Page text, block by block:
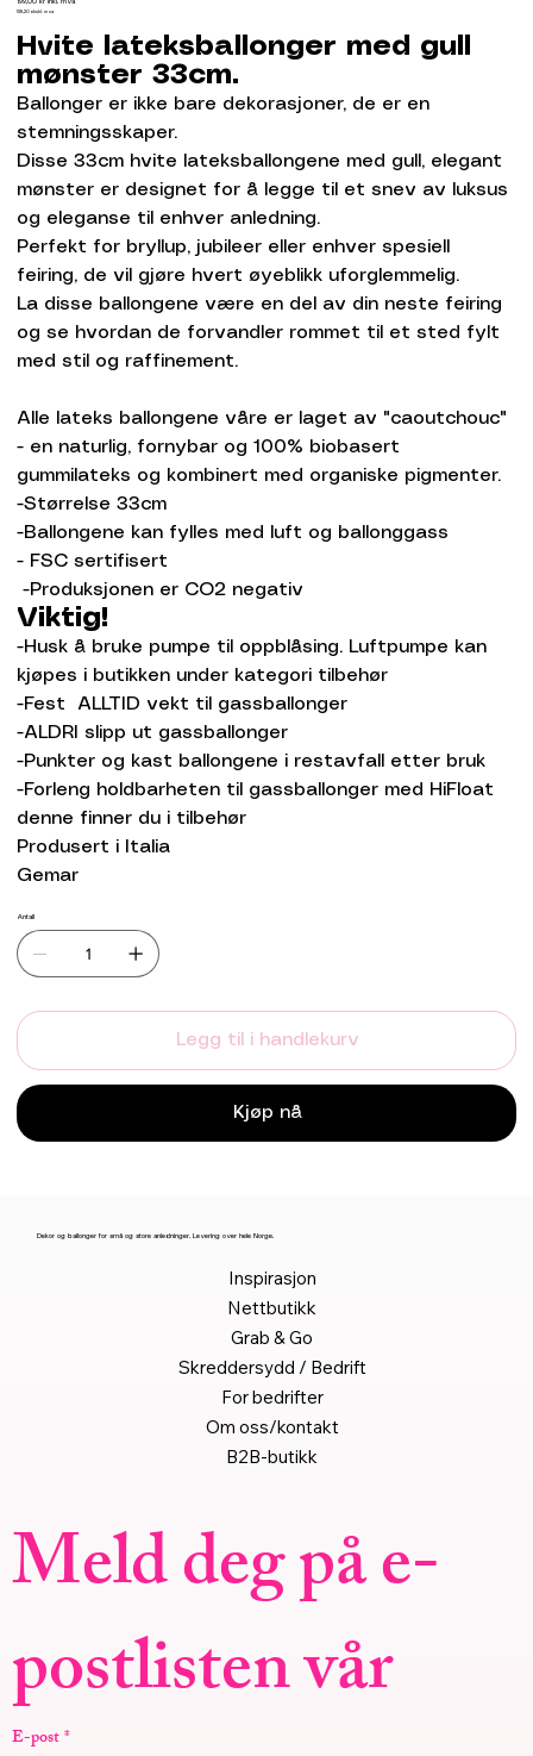
199,00 kr inkl. mva
159,20 ekskl. mva
Hvite lateksballonger med gull
mønster 33cm.
Ballonger er ikke bare dekorasjoner, de er en
stemningsskaper.
Disse 33cm hvite lateksballongene med gull, elegant
mønster er designet for å legge til et snev av luksus
og eleganse til enhver anledning.
Perfekt for bryllup, jubileer eller enhver spesiell
feiring, de vil gjøre hvert øyeblikk uforglemmelig.
La disse ballongene være en del av din neste feiring
og se hvordan de forvandler rommet til et sted fylt
med stil og raffinement.
Alle lateks ballongene våre er laget av "caoutchouc"
- en naturlig, fornybar og 100% biobasert
gummilateks og kombinert med organiske pigmenter.
-Størrelse 33cm
-Ballongene kan fylles med luft og ballonggass
- FSC sertifisert
-Produksjonen er CO2 negativ
Viktig!
-Husk å bruke pumpe til oppblåsing. Luftpumpe kan
kjøpes i butikken under kategori tilbehør
-Fest ALLTID vekt til gassballonger
-ALDRI slipp ut gassballonger
-Punkter og kast ballongene i restavfall etter bruk
-Forleng holdbarheten til gassballonger med HiFloat
denne finner du i tilbehør
Produsert i Italia
Gemar
Antall
Legg til i handlekurv
Kjøp nå
Meld deg på e-
postlisten vår
E-post*
Dekor og ballonger for små og store anledninger. Levering over hele Norge.
Inspirasjon
Nettbutikk
Grab & Go
Skreddersydd / Bedrift
For bedrifter
Om oss/kontakt
B2B-butikk